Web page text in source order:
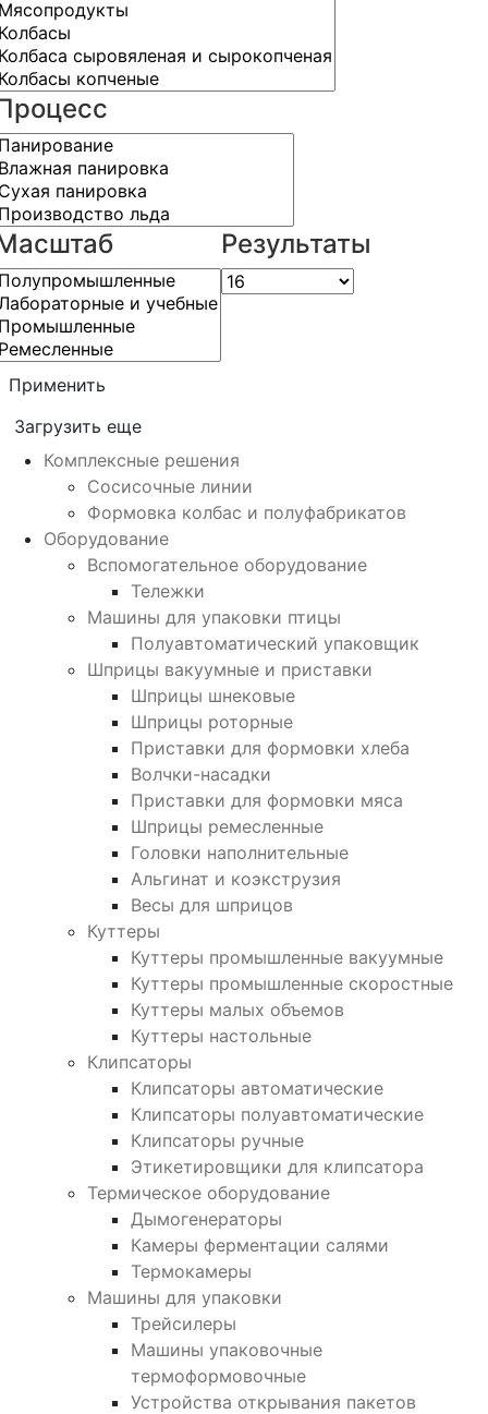
Результаты
Применить
Загрузить еще
Комплексные решения
Сосисочные линии
Формовка колбас и полуфабрикатов
Оборудование
Вспомогательное оборудование
Тележки
Машины для упаковки птицы
Полуавтоматический упаковщик
Шприцы вакуумные и приставки
Шприцы шнековые
Шприцы роторные
Приставки для формовки хлеба
Волчки-насадки
Приставки для формовки мяса
Шприцы ремесленные
Головки наполнительные
Альгинат и коэкструзия
Весы для шприцов
Куттеры
Куттеры промышленные вакуумные
Куттеры промышленные скоростные
Куттеры малых объемов
Куттеры настольные
Клипсаторы
Клипсаторы автоматические
Клипсаторы полуавтоматические
Клипсаторы ручные
Этикетировщики для клипсатора
Термическое оборудование
Дымогенераторы
Камеры ферментации салями
Термокамеры
Машины для упаковки
Трейсилеры
Машины упаковочные
термоформовочные
Устройства открывания пакетов